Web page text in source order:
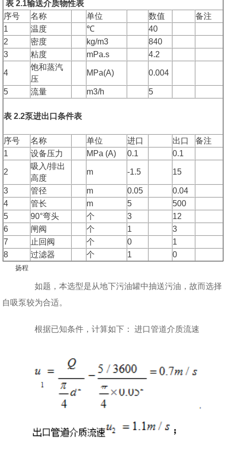
表 2.1输送介质物性表
序号
名称 单位 数值
备注
1
温度 ℃
40
2
密度 kg/m3
840
3
粘度 mPa.s 4.2
4
饱和蒸汽
压
MPa(A) 0.004
5 流量 m3/h 5
表 2.2泵进出口条件表
序号 名称 单位 进口 出口
备注
1
设备压力 MPa (A) 0.1 0.1
2
吸入/排出
高度
m -1.5 15
3 管径 m 0.05
0.04
4
管长 m 5
500
5
90°弯头 个 3
12
6
闸阀 个 1
3
7
止回阀 个 0
1
8
过滤器 个 1 0
扬程
如题，本选型是从地下污油罐中抽送污油，故而选择
自吸泵较为合适。
根据已知条件，计算如下： 进口管道介质流速